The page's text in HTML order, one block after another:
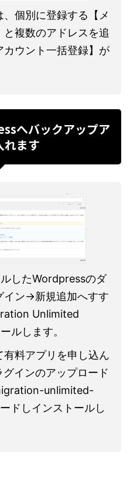
個別に登録する【メ
複数のアドレスを追
ウント一括登録】が
へバックアップア
れます
したWordpressのダ
イン→新規追加へすす
Unlimited
ルします。
料アプリを申し込ん
インのアップロード
unlimited-
ドしインストールし